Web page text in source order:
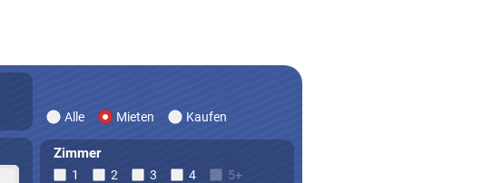
Alle Mieten Kaufen
Zimmer
1 2 3 4 5+